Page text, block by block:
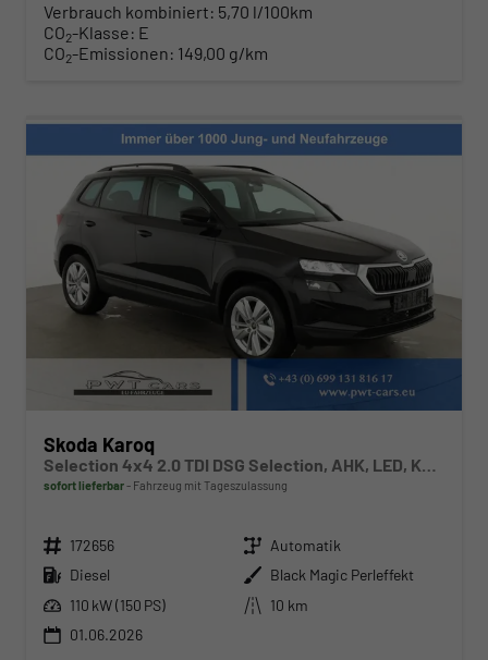
Verbrauch kombiniert: 5,70 l/100km
CO2-Klasse: E
CO2-Emissionen: 149,00 g/km
Skoda Karoq
Selection 4x4 2.0 TDI DSG Selection, AHK, LED, Kamera, Winter, 4 J.-Garantie
sofort lieferbar Fahrzeug mit Tageszulassung
Fahrzeugnr. 172656 Getriebe Automatik
Kraftstoff Diesel Außenfarbe Black Magic Perleffekt
Leistung 110 kW (150 PS) Kilometerstand
10 km
01.06.2026